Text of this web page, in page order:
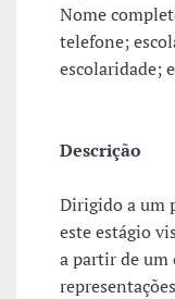
Nome
telefone;
escolaridade;
Descrição
Dirigido a um
este estágio
a partir de